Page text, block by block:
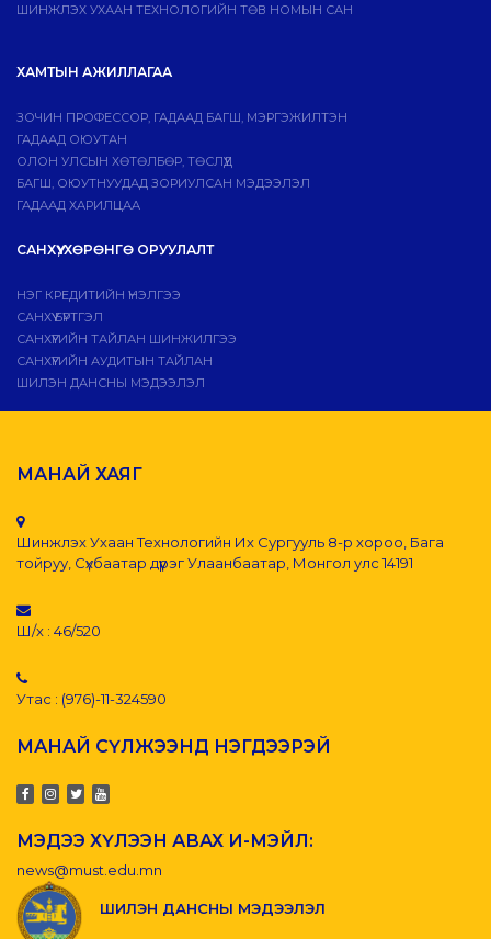
ШИНЖЛЭХ УХААН ТЕХНОЛОГИЙН ТӨВ НОМЫН САН
ХАМТЫН АЖИЛЛАГАА
ЗОЧИН ПРОФЕССОР, ГАДААД БАГШ, МЭРГЭЖИЛТЭН
ГАДААД ОЮУТАН
ОЛОН УЛСЫН ХӨТӨЛБӨР, ТӨСЛҮҮД
БАГШ, ОЮУТНУУДАД ЗОРИУЛСАН МЭДЭЭЛЭЛ
ГАДААД ХАРИЛЦАА
САНХҮҮ, ХӨРӨНГӨ ОРУУЛАЛТ
НЭГ КРЕДИТИЙН ҮНЭЛГЭЭ
САНХҮҮ БҮРТГЭЛ
САНХҮҮГИЙН ТАЙЛАН ШИНЖИЛГЭЭ
САНХҮҮГИЙН АУДИТЫН ТАЙЛАН
ШИЛЭН ДАНСНЫ МЭДЭЭЛЭЛ
МАНАЙ ХАЯГ
Шинжлэх Ухаан Технологийн Их Сургууль 8-р хороо, Бага
тойруу, Сүхбаатар дүүрэг Улаанбаатар, Монгол улс 14191
Ш/х : 46/520
Утас : (976)-11-324590
МАНАЙ СҮЛЖЭЭНД НЭГДЭЭРЭЙ
МЭДЭЭ ХҮЛЭЭН АВАХ И-МЭЙЛ:
news@must.edu.mn
ШИЛЭН ДАНСНЫ МЭДЭЭЛЭЛ